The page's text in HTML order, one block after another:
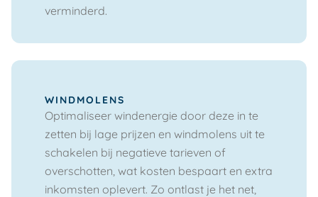
verminderd.
WINDMOLENS
Optimaliseer windenergie door deze in te
zetten bij lage prijzen en windmolens uit te
schakelen bij negatieve tarieven of
overschotten, wat kosten bespaart en extra
inkomsten oplevert. Zo ontlast je het net,